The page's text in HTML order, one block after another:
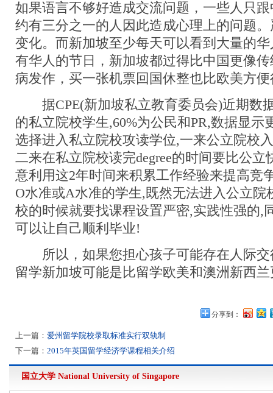
如果语言不够好造成交流问题，一些人只
约有三分之一的人因此造成心理上的问题
变化。而新加坡至少每天可以看到大量的
有华人的节日，新加坡都过得比中国更像
病发作，买一张机票回国休整也比欧美方
据CPE(新加坡私立教育委员会)近期数
的私立院校学生,60%为公民和PR,数据显示
选择进入私立院校攻读学位,一来公立院校
二来在私立院校读完degree的时间要比公立
意利用这2年时间来积累工作经验来提高竞
O水准或A水准的学生,既然无法进入公立院
校的时候就要找课程设置严密,实践性强的,
可以让自己顺利毕业!
所以，如果您担心孩子可能存在人际交
留学新加坡可能是比留学欧美和澳洲新西
分享到：
上一篇： 爱州留学院校录取标准实行双轨制
下一篇： 2015年英国留学经济学课程相关介绍
国立大学 National University of Singapore